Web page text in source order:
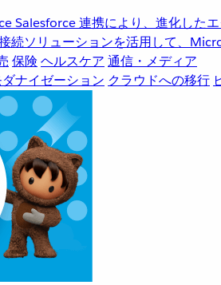
Salesforce 連携により、進化した
続ソリューションを活用して、
保険 ヘルスケア 通信・メディア
ナイゼーション クラウドへの移行